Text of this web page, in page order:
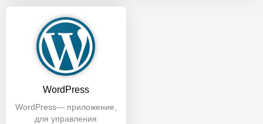
WordPress
WordPress— приложение,
для управления